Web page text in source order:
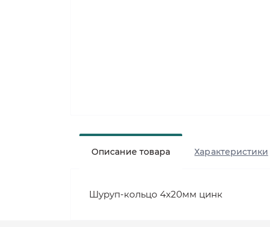
Описание товара Характеристики
Шуруп-кольцо 4х20мм цинк